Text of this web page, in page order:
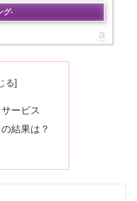
グ
ービス
結果は？